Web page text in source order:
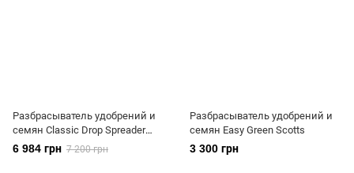
Разбрасыватель удобрений и
семян Classic Drop Spreader
(Scotts)
6 984 грн 7 200 грн
Разбрасыватель удобрений и
семян Easy Green Scotts
3 300 грн